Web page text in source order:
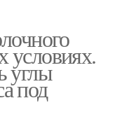
условиях.
углы
под